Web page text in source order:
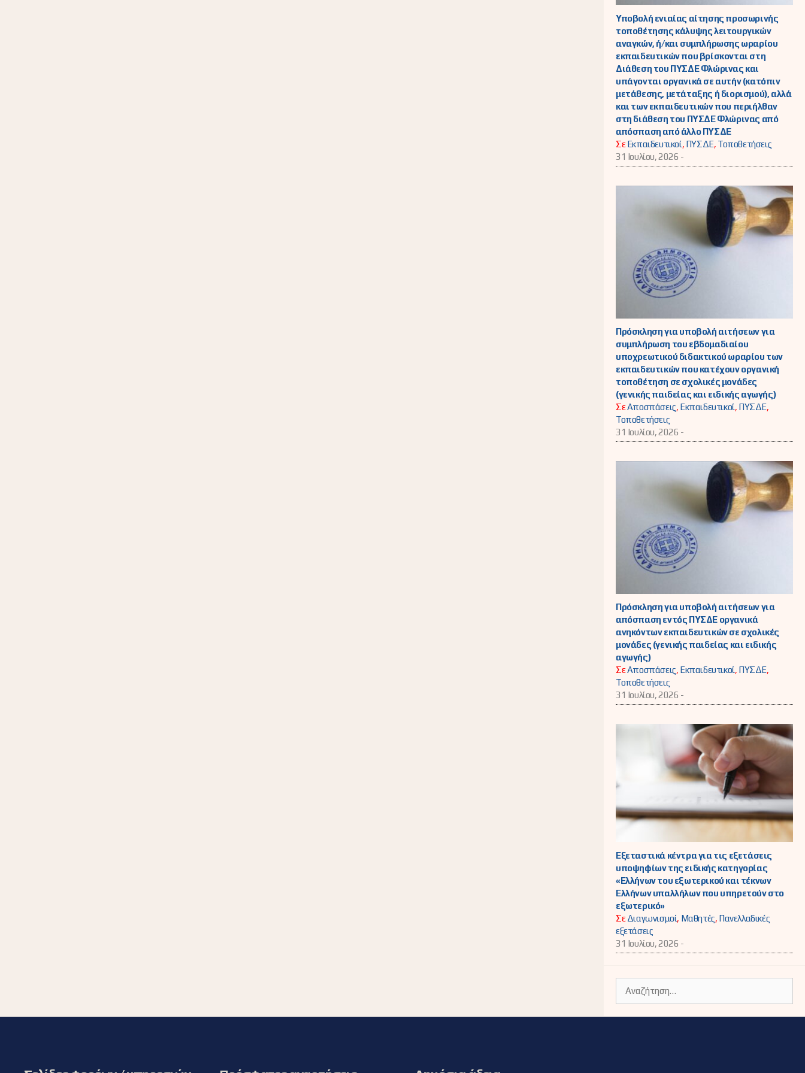
Υποβολή ενιαίας αίτησης προσωρινής
τοποθέτησης κάλυψης λειτουργικών
αναγκών, ή/και συμπλήρωσης ωραρίου
εκπαιδευτικών που βρίσκονται στη
Διάθεση του ΠΥΣΔΕ Φλώρινας και
υπάγονται οργανικά σε αυτήν (κατόπιν
μετάθεσης, μετάταξης ή διορισμού), αλλά
και των εκπαιδευτικών που περιήλθαν
στη διάθεση του ΠΥΣΔΕ Φλώρινας από
απόσπαση από άλλο ΠΥΣΔΕ
ΣεΕκπαιδευτικοί, ΠΥΣΔΕ, Τοποθετήσεις
31 Ιουλίου, 2026 -
Πρόσκληση για υποβολή αιτήσεων για
συμπλήρωση του εβδομαδιαίου
υποχρεωτικού διδακτικού ωραρίου των
εκπαιδευτικών που κατέχουν οργανική
τοποθέτηση σε σχολικές μονάδες
(γενικής παιδείας και ειδικής αγωγής)
ΣεΑποσπάσεις, Εκπαιδευτικοί, ΠΥΣΔΕ,
Τοποθετήσεις
31 Ιουλίου, 2026 -
Πρόσκληση για υποβολή αιτήσεων για
απόσπαση εντός ΠΥΣΔΕ οργανικά
ανηκόντων εκπαιδευτικών σε σχολικές
μονάδες (γενικής παιδείας και ειδικής
αγωγής)
ΣεΑποσπάσεις, Εκπαιδευτικοί, ΠΥΣΔΕ,
Τοποθετήσεις
31 Ιουλίου, 2026 -
Εξεταστικά κέντρα για τις εξετάσεις
υποψηφίων της ειδικής κατηγορίας
«Ελλήνων του εξωτερικού και τέκνων
Ελλήνων υπαλλήλων που υπηρετούν στο
εξωτερικό»
ΣεΔιαγωνισμοί, Μαθητές, Πανελλαδικές
εξετάσεις
31 Ιουλίου, 2026 -
για: